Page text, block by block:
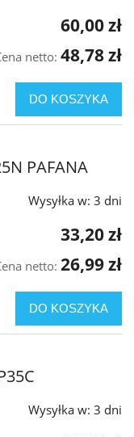
60,00 zł
netto: 48,78 zł
DO KOSZYKA
PAFANA
Wysyłka w: 3 dni
33,20 zł
netto: 26,99 zł
DO KOSZYKA
Wysyłka w: 3 dni